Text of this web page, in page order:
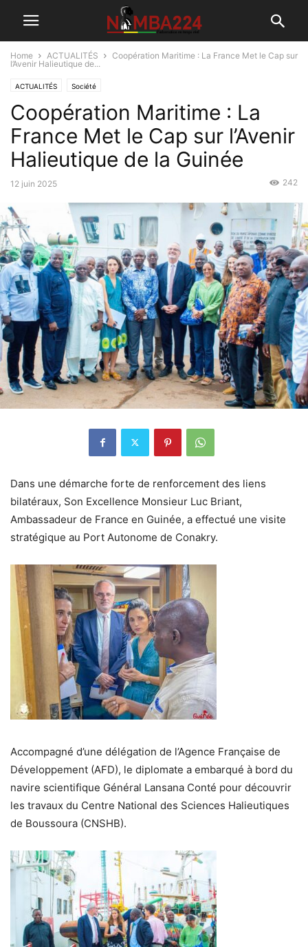
Home ACTUALITÉS
Coopération Maritime : La France Met le Cap sur
l’Avenir Halieutique de...
ACTUALITÉS Société
Coopération Maritime : La
France Met le Cap sur l’Avenir
Halieutique de la Guinée
12 juin 2025 242
Dans une démarche forte de renforcement des liens
bilatéraux, Son Excellence Monsieur Luc Briant,
Ambassadeur de France en Guinée, a effectué une visite
stratégique au Port Autonome de Conakry.
Accompagné d’une délégation de l’Agence Française de
Développement (AFD), le diplomate a embarqué à bord du
navire scientifique Général Lansana Conté pour découvrir
les travaux du Centre National des Sciences Halieutiques
de Boussoura (CNSHB).